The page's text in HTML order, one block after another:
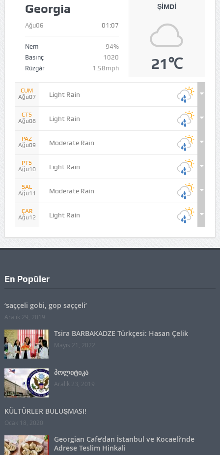
Georgia
Ağu06 01:07
Nem
94%
Basınç
1020
Rüzgâr
1.58mph
ŞIMDI
21℃
CUM
Ağu07
Light Rain
CTS
Ağu08
Light Rain
PAZ
Ağu09
Moderate Rain
PTS
Ağu10
Light Rain
SAL
Ağu11
Moderate Rain
ÇAR
Ağu12
Light Rain
En Popüler
‘saççeli gobi, gop saççeli’
Aralık 29, 2019
Tsira BARBAKADZE Türkçesi: Hasan Çelik
Mayıs 21, 2022
პოლიტიკა
Aralık 23, 2019
KÜLTÜRLER BULUŞMASI!
Ocak 18, 2020
Georgian Cafe’dan İstanbul ve Kocaeli’nde
Adrese Teslim Hinkali